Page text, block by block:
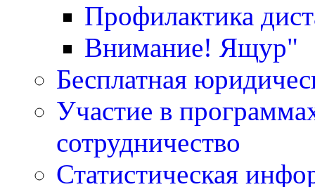
Профилактика
Внимание! Ящур"
Бесплатная
Участие в
сотрудничество
Статистическая